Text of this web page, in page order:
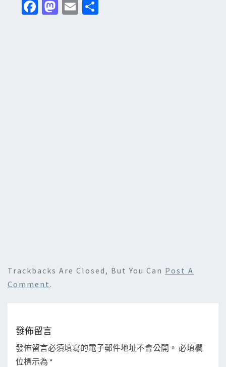
Fa M E
Trackbacks Are Closed, But You Can Post A
Comment .
發佈留言
發佈留言必須填寫的電子郵件地址不會公開。 必填欄
位標示為 *